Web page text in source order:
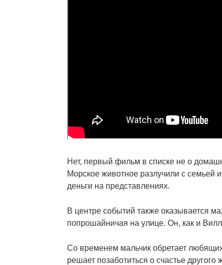
Нет, первый фильм в списке не о
Морское животное разлучили с семьей
деньги на представлениях.
В центре событий также оказывается
попрошайничая на улице. Он, как и
Со временем мальчик обретает
решает позаботиться о счастье